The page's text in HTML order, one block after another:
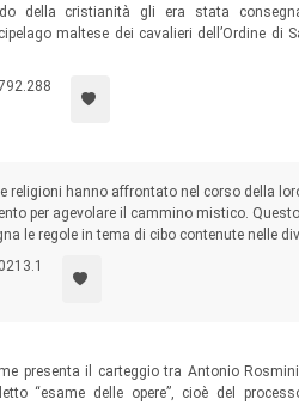
della cristianità gli era stata
maltese dei cavalieri dell’Ordine
e internazionale e lo studio di una
portato alla consegna di Malta alla
sintetica, ma criticamente
religioni hanno affrontato nel corso della
per agevolare il cammino mistico.
le regole in tema di cibo contenute nelle
presenta il carteggio tra Antonio
“esame delle opere”, cioè del